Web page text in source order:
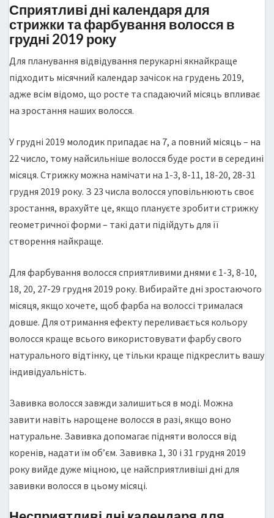
Сприятливі дні календаря для
стрижки та фарбування волосся в
грудні 2019 року
Для планування відвідування перукарні якнайкраще
підходить місячний календар зачісок на грудень 2019,
адже всім відомо, що росте та спадаючий місяць впливає
на зростання наших волосся.
У грудні 2019 молодик припадає на 7, а повний місяць – на
22 число, тому найсильніше волосся буде рости в середині
місяця. Стрижку можна намічати на 1-3, 8-11, 18-20, 28-31
грудня 2019 року. З 23 числа волосся уповільнюють своє
зростання, врахуйте це, якщо плануєте зробити стрижку
геометричної форми – такі дати підійдуть для її
створення найкраще.
Для фарбування волосся сприятливими днями є 1-3, 8-10,
18, 20, 27-29 грудня 2019 року. Вибирайте дні зростаючого
місяця, якщо хочете, щоб фарба на волоссі трималася
довше. Для отримання ефекту переливається кольору
волосся краще всього використовувати фарбу свого
натурального відтінку, це тільки краще підкреслить вашу
індивідуальність.
Завивка волосся завжди залишиться в моді. Можна
завити навіть нарощене волосся в разі, якщо воно
натуральне. Завивка допомагає підняти волосся від
коренів, надати їм об’єм. Завивка 1, 30 і 31 грудня 2019
року вийде дуже міцною, це найсприятливіші дні для
завивки волосся в цьому місяці.